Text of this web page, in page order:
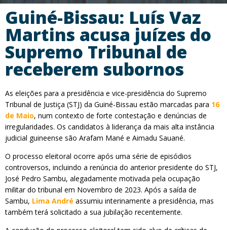
Guiné-Bissau: Luís Vaz
Martins acusa juízes do
Supremo Tribunal de
receberem subornos
As eleições para a presidência e vice-presidência do Supremo
Tribunal de Justiça (STJ) da Guiné-Bissau estão marcadas para 16
de Maio, num contexto de forte contestação e denúncias de
irregularidades. Os candidatos à liderança da mais alta instância
judicial guineense são Arafam Mané e Aimadu Sauané.
O processo eleitoral ocorre após uma série de episódios
controversos, incluindo a renúncia do anterior presidente do STJ,
José Pedro Sambu, alegadamente motivada pela ocupação
militar do tribunal em Novembro de 2023. Após a saída de
Sambu, Lima André assumiu interinamente a presidência, mas
também terá solicitado a sua jubilação recentemente.